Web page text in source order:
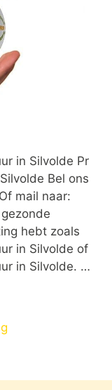
in Silvolde Pr
Bel ons
mail naar:
hebt zoals
in Silvolde of
in Silvolde. …